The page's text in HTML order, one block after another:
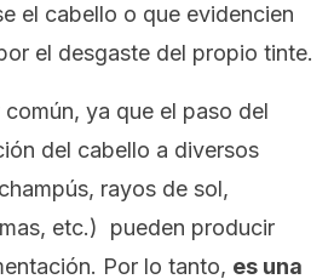
el cabello o que evidencien
el desgaste del propio tinte.
ya que el paso del
del cabello a diversos
rayos de sol,
etc.) pueden producir
Por lo tanto, es una